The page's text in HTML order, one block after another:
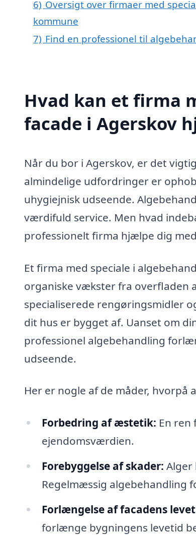
6) Oversigt over firmaer med
kommune
7) Find en professionel til
Hvad kan et firma
facade i Agerskov
Når du bor i Agerskov, er det
almindelige udfordringer er
uhygiejnisk udseende.
værdifuld service. Men hvad
professionelt firma hjælpe dig
Et firma med speciale i
organiske vækster fra overfladen
specialiserede rengøringsmidler
dit hus er bygget af. Uanset om
professionel algebehandling
udseende.
Her er nogle af de måder, hvorpå
Forbedring af æstetik: En ren
ejendomsværdien.
Forebyggelse af skader: Alger
Regelmæssig algebehandling
Forlængelse af facadens
forlænge bygningens levetid